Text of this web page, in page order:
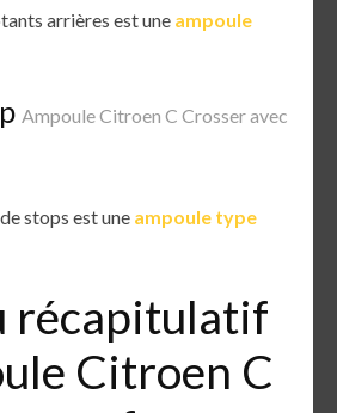
arrières est une ampoule
Ampoule Citroen C Crosser avec
stops est une ampoule type
récapitulatif
Citroen C